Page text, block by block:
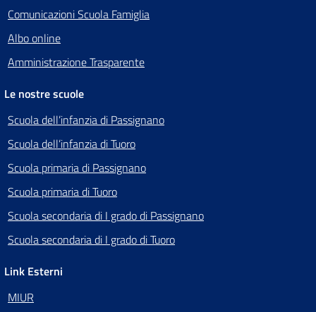
Comunicazioni Scuola Famiglia
Albo online
Amministrazione Trasparente
Le nostre scuole
Scuola dell’infanzia di Passignano
Scuola dell’infanzia di Tuoro
Scuola primaria di Passignano
Scuola primaria di Tuoro
Scuola secondaria di I grado di Passignano
Scuola secondaria di I grado di Tuoro
Link Esterni
MIUR